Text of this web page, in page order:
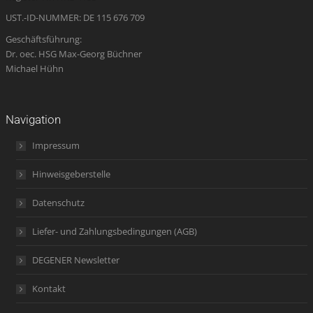
UST.-ID-NUMMER: DE 115 676 709
Geschäftsführung:
Dr. oec. HSG Max-Georg Büchner
Michael Hühn
Navigation
Impressum
Hinweisgeberstelle
Datenschutz
Liefer- und Zahlungsbedingungen (AGB)
DEGENER Newsletter
Kontakt